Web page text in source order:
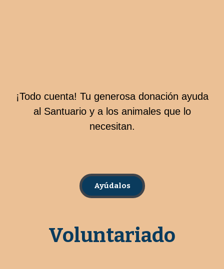
¡Todo cuenta! Tu generosa donación ayuda
al Santuario y a los animales que lo
necesitan.
Ayúdalos
Voluntariado​